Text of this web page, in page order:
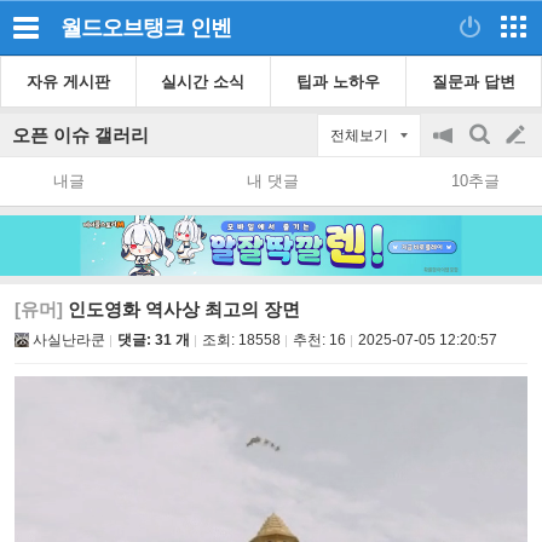
월드오브탱크 인벤
자유 게시판 실시간 소식 팁과 노하우 질문과 답변
오픈 이슈 갤러리 전체보기
공
지
on/off
검
색
글
쓰
내글 내 댓글 10추글
[유머] 인도영화 역사상 최고의 장면
사실난라쿤 댓글: 31 개 조회: 18558 추천: 16 2025-07-05 12:20:57